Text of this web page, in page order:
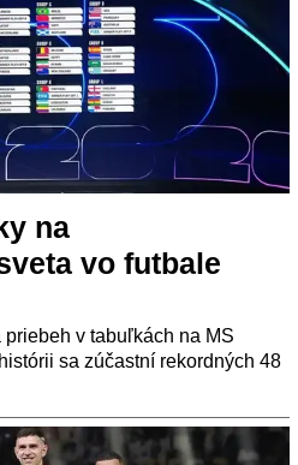
na
vo futbale
v tabuľkách na MS
sa zúčastní rekordných 48